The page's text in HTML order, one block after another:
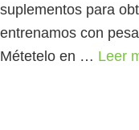
suplementos para
entrenamos con
Métetelo en … Leer